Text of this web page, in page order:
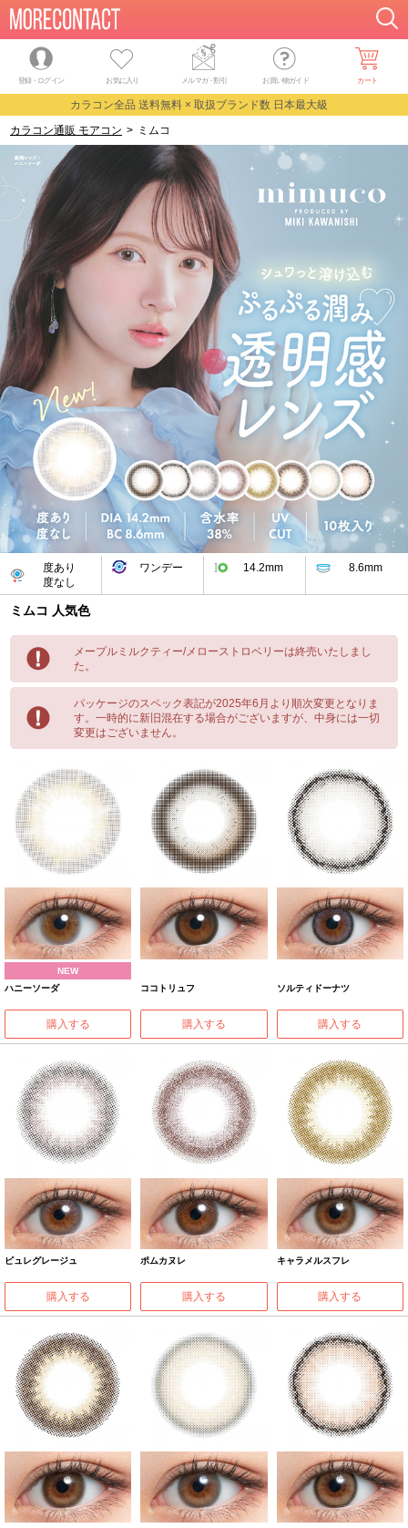
登録・ログイン お気に入り メルマガ・割引 お買い物ガイド カート
カラコン全品 送料無料 × 取扱ブランド数 日本最大級
カラコン通販 モアコン > ミムコ
度あり
度なし
ワンデー 14.2mm 8.6mm
ミムコ 人気色
メープルミルクティー/メローストロベリーは終売いたしまし
た。
パッケージのスペック表記が2025年6月より順次変更となりま
す。一時的に新旧混在する場合がございますが、中身には一切
変更はございません。
NEW
ハニーソーダ
購入する
ココトリュフ
購入する
ソルティドーナツ
購入する
ピュレグレージュ
購入する
ポムカヌレ
購入する
キャラメルスフレ
購入する